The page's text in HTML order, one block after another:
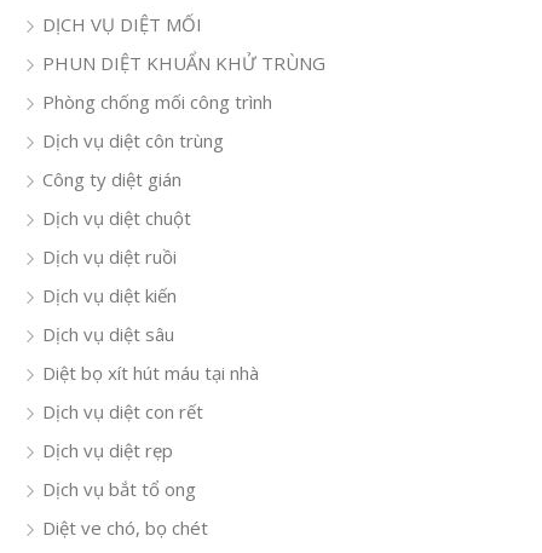
DỊCH VỤ DIỆT MỐI
PHUN DIỆT KHUẨN KHỬ TRÙNG
Phòng chống mối công trình
Dịch vụ diệt côn trùng
Công ty diệt gián
Dịch vụ diệt chuột
Dịch vụ diệt ruồi
Dịch vụ diệt kiến
Dịch vụ diệt sâu
Diệt bọ xít hút máu tại nhà
Dịch vụ diệt con rết
Dịch vụ diệt rẹp
Dịch vụ bắt tổ ong
Diệt ve chó, bọ chét